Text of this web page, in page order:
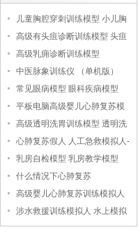
儿童胸腔穿刺训练模型 小儿胸
腔培训模型
高级有头疽诊断训练模型 头疽
诊断教学模型
高级乳痈诊断训练模型
中医脉象训练仪 （单机版）
常见眼病模型 眼科疾病模型
平板电脑高级婴儿心肺复苏模
拟人
高级透明洗胃训练模型 透明洗
胃模型
心肺复苏假人 人工急救模拟人-
-上海中弘科教公司
乳房自检模型 乳房教学模型
什么情况下心肺复苏
高级婴儿心肺复苏训练模拟人
（无线版），婴儿心肺复苏模
拟人
涉水救援训练模拟人 水上模拟
救援假人